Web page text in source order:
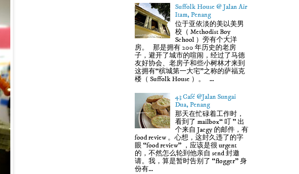
Suffolk House @ Jalan Air
Itam, Penang
位于亚依淡的美以美男
校（ Methodist Boy
School ）旁有个大洋
房。 那是拥有 200 年历史的老房
子，避开了城市的喧闹，经过了马德
友好协会、老房子和些小树林才来到
这拥有“槟城第一大宅”之称的萨福克
楼（ Suffolk House ）。 ...
43 Café @Jalan Sungai
Dua, Penang
那天在忙碌着工作时，
看到了 mailbox“ 叮 ” 出
个来自 Jacgy 的邮件，有
food review 。心想，这封久违了的字
眼 “food review” ，应该是很 urgent
的，不然怎么轮到他亲自 send 封邀
请。我，算是暂时告别了 “flogger” 身
份有...